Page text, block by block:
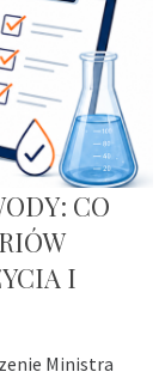
CO
I
Ministra